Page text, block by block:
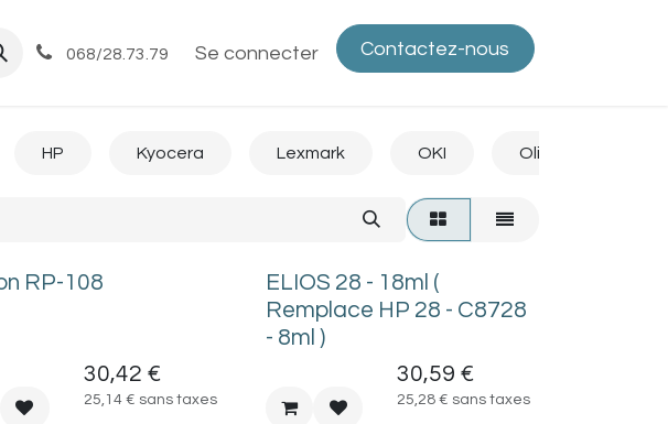
et livraisons Contactez-nous Politique de confidentialité
068/28.73.79 Se connecter Contactez-nous
HP Kyocera Lexmark OKI Olivetti
RP-108
30,42 €
25,14€ sans taxes
ELIOS 28 - 18ml (
Remplace HP 28 - C8728
- 8ml )
30,59 €
25,28€ sans taxes